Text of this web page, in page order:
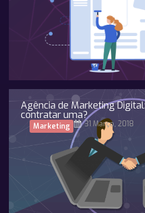
Agência de Marketing
contratar uma?
Marketing 31 Março, 2018